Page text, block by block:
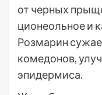
от черных
ционеольное и
Розмарин
комедонов,
эпидермиса.